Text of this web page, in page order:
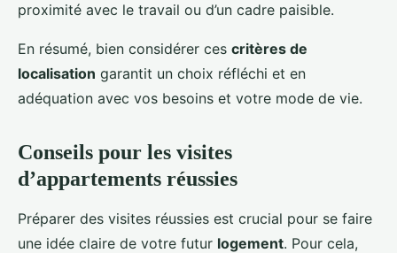
proximité avec le travail ou d’un cadre paisible.
En résumé, bien considérer ces critères de
localisation garantit un choix réfléchi et en
adéquation avec vos besoins et votre mode de vie.
Conseils pour les visites
d’appartements réussies
Préparer des visites réussies est crucial pour se faire
une idée claire de votre futur logement. Pour cela,